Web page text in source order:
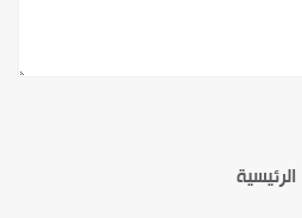
الرئيسية